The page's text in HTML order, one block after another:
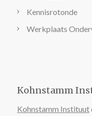
Kennisrotonde
Werkplaats
Kohnstamm
Kohnstamm Instituut